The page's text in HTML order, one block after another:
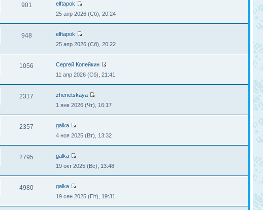
901
elftapok
25 апр 2026 (Сб), 20:24
948
elftapok
25 апр 2026 (Сб), 20:22
1056
Сергей Копейкин
11 апр 2026 (Сб), 21:41
2317
zhenetskaya
1 янв 2026 (Чт), 16:17
2357
galka
4 ноя 2025 (Вт), 13:32
2795
galka
19 окт 2025 (Вс), 13:48
4980
galka
19 сен 2025 (Пт), 19:31